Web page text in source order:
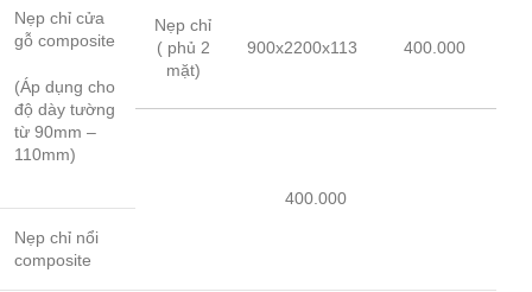
Nẹp chỉ cửa
gỗ composite
(Áp dụng cho
độ dày tường
từ 90mm –
110mm)
Nẹp chỉ
( phủ 2
mặt)
900x2200x113 400.000
400.000
Nẹp chỉ nổi
composite